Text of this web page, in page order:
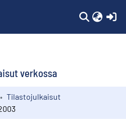
verkossa
Tilastojulkaisut